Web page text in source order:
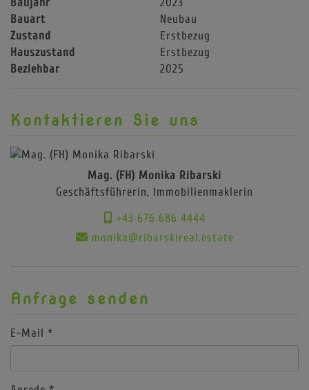
Bauart
Neubau
Zustand
Erstbezug
Hauszustand
Erstbezug
Beziehbar
2025
Kontaktieren Sie uns
Mag. (FH) Monika Ribarski
Geschäftsführerin, Immobilienmaklerin
+43 676 686 4444
monika@ribarskireal.estate
Anfrage senden
E-Mail